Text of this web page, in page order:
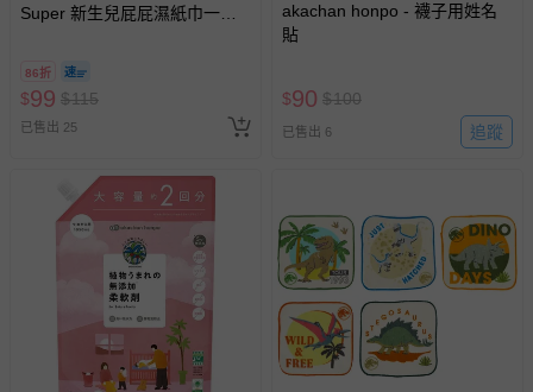
Super 新生兒屁屁濕紙巾一般
86折
$99 $115
已售出 25
akachan honpo - 襪子用姓名
貼
$90 $100
已售出 6 追蹤